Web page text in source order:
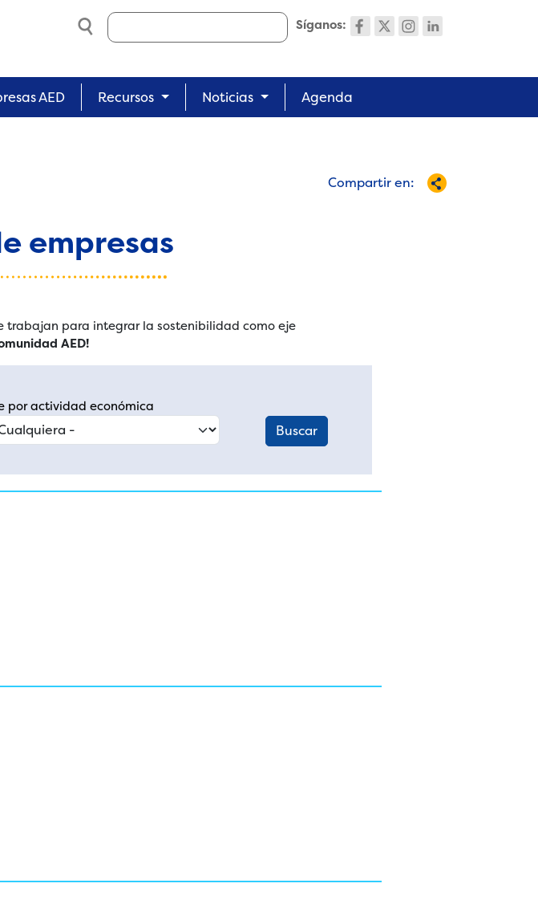
Síganos:
Search
AED Recursos Noticias Agenda
Compartir en:
empresas
trabajan para integrar la sostenibilidad como eje
AED!
por actividad económica